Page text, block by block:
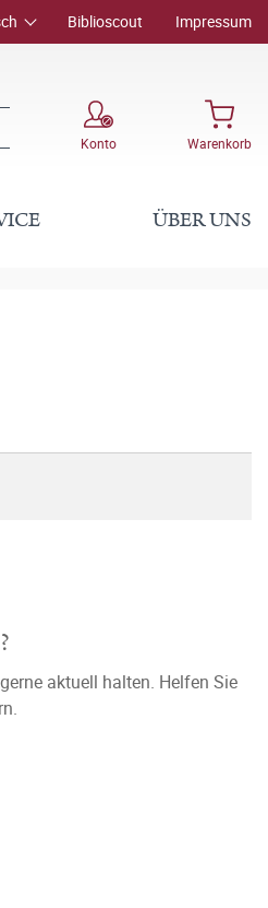
Biblioscout Impressum
Konto Warenkorb
ÜBER UNS
aktuell halten. Helfen Sie